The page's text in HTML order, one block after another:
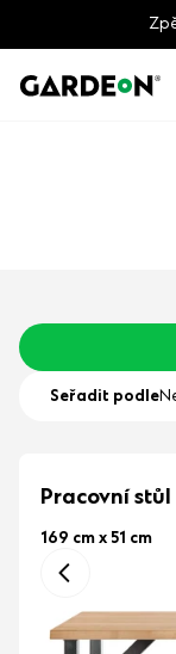
Seřadit podle
Pracovní
169 cm x 51 cm